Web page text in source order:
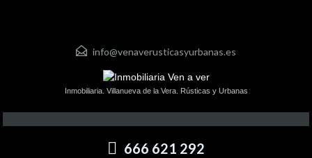
info@venaverusticasyurbanas.es
Inmobiliaria. Villanueva de la Vera. Rústicas y Urbanas
666 621 292